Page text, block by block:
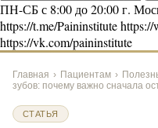
ПН-СБ с 8:00 до 20:00г.
https://t.me/Paininstitutehttps://
https://vk.com/paininstitute
Главная › Пациентам ›
зубов: почему важно сначала
СТАТЬЯ